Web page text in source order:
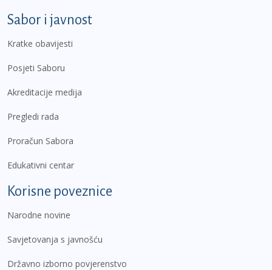
Sabor i javnost
Kratke obavijesti
Posjeti Saboru
Akreditacije medija
Pregledi rada
Proračun Sabora
Edukativni centar
Korisne poveznice
Narodne novine
Savjetovanja s javnošću
Državno izborno povjerenstvo